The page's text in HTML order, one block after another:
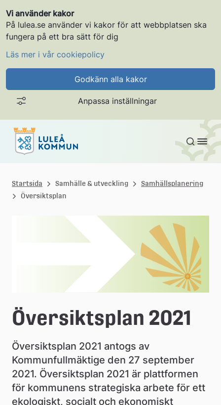
Vi använder kakor
På lulea.se använder vi kakor för att webbplatsen ska
fungera på ett bra sätt för dig
Läs mer i vår cookiepolicy
Godkänn alla kakor
Anpassa inställningar
Gå till innehållet
u
l
m
u
n
Startsida Samhälle & utveckling
Samhällsplanering
Översiktsplan
Översiktsplan 2021
Översiktsplan 2021 antogs av
Kommunfullmäktige den 27 september
2021. Översiktsplan 2021 är plattformen
för kommunens strategiska arbete för ett
ekologiskt, socialt och ekonomiskt